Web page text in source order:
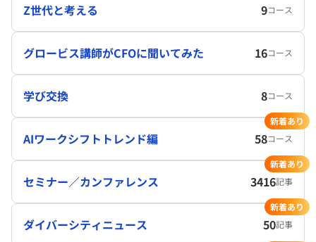
Z世代と考える 9コース
グロービス講師がCFOに聞いてみた 16コース
学び交換 8コース
AIワークシフトトレンド編 58コース
新着あり
セミナー／カンファレンス 3416記事
新着あり
ダイバーシティニュース 50記事
新着あり